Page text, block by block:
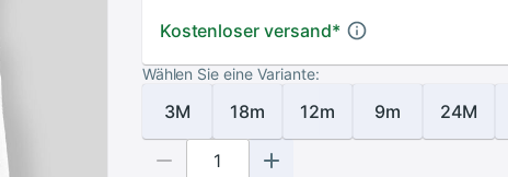
Kostenloser versand*
Wählen Sie eine Variante:
3M 18m 12m 9m 24M